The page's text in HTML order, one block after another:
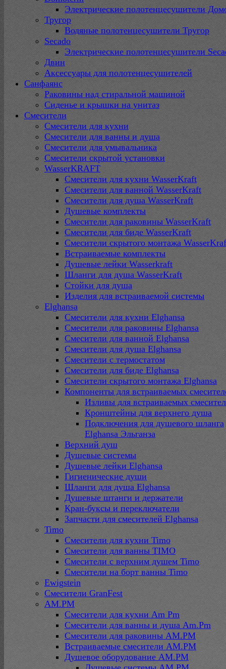
Электрические полотенцесушители
Тругор
Водяные полотенцесушители Тругор
Secado
Электрические полотенцесушители
Двин
Аксессуары для полотенцесушителей
Санфаянс
Раковины над стиральной машиной
Сиденье и крышки на унитаз
Смесители
Смесители для кухни
Смесители для ванны и душа
Смесители для умывальника
Смесители скрытой установки
WasserKRAFT
Смесители для кухни WasserKraft
Смесители для ванной WasserKraft
Смесители для душа WasserKraft
Душевые комплекты
Смесители для раковины WasserKraft
Смесители для биде WasserKraft
Смесители скрытого монтажа
Встраиваемые комплекты
Душевые лейки Wasserkraft
Шланги для душа WasserKraft
Стойки для душа
Изделия для встраиваемой системы
Elghansa
Смесители для кухни Elghansa
Смесители для раковины Elghansa
Смесители для ванной Elghansa
Смесители для душа Elghansa
Смесители с термостатом
Смесители для биде Elghansa
Смесители скрытого монтажа Elghansa
Компоненты для встраиваемых
Изливы для встраиваемых
Кронштейны для верхнего душа
Подключения для душевого шланга
Elghansa Эльганза
Верхний душ
Душевые системы
Душевые лейки Elghansa
Гигиенические души
Шланги для душа Elghansa
Душевые штанги и держатели
Кран-буксы и переключатели
Запчасти для смесителей Elghansa
Timo
Смесители для кухни Timo
Смесители для ванны TIMO
Смесители с верхним душем Timo
Смесители на борт ванны Timo
Ewigstein
Смесители GranFest
AM.PM
Смесители для кухни Am Pm
Смесители для ванны и душа Am.Pm
Смесители для раковины AM.PM
Встраиваемые смесители AM.PM
Душевое оборудование AM.PM